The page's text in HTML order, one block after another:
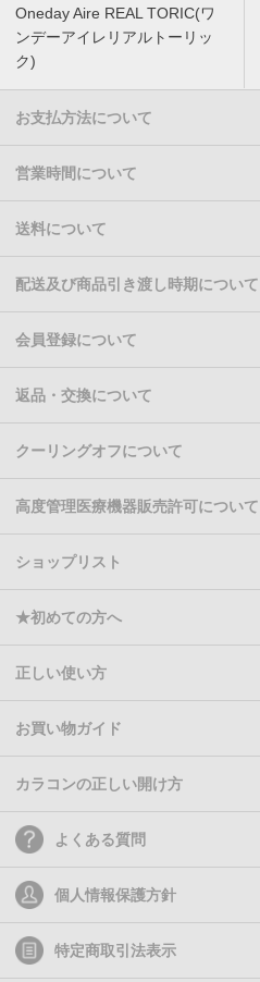
Oneday Aire REAL TORIC(ワ
ンデーアイレリアルトーリッ
ク)
お支払方法について
営業時間について
送料について
配送及び商品引き渡し時期について
会員登録について
返品・交換について
クーリングオフについて
高度管理医療機器販売許可について
ショップリスト
★初めての方へ
正しい使い方
お買い物ガイド
カラコンの正しい開け方
よくある質問
個人情報保護方針
特定商取引法表示